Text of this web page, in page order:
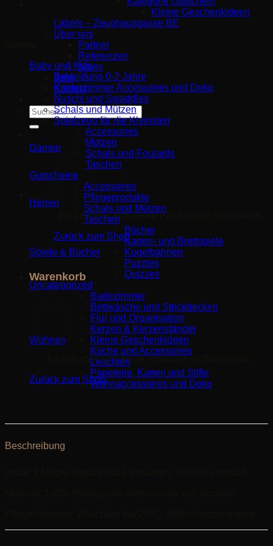
Kleine Geschenkideen
Labels – Zeughausgasse BE
Über uns
Partner
Referenzen
News
Jobs
Kontakt
Suche
nach:
Es befinden sich keine Produkte im Warenkorb.
Zurück zum Shop
Warenkorb
Es befinden sich keine Produkte im Warenkorb.
Zurück zum Shop
Baby und Kids
Bekleidung 0-2 Jahre
Kinderzimmer Accessoires und Deko
Nuschi und Swaddles
Schals und Mützen
Spielzeug für die Kleinsten
Damen
Accessoires
Mützen
Schals und Foulards
Taschen
Gutscheine
Herren
Accessoires
Pflegeprodukte
Schals und Mützen
Taschen
Spiele & Bücher
Bücher
Karten- und Brettspiele
Kugelbahnen
Puzzles
Quizzes
Uncategorized
Wohnen
Badezimmer
Bettwäsche und Strickdecken
Flur und Organisation
Kerzen & Kerzenständer
Kleine Geschenkideen
Küche und Accessoires
Leuchten
Papeterie, Karten und Stifte
Wohnaccessoires und Deko
Beschreibung